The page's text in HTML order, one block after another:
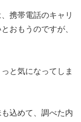
携帯電話のキャリ
おもうのですが、
と気になってしま
込めて、調べた内